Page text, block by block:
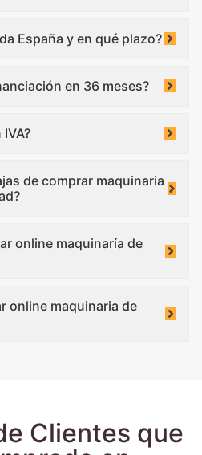
España y en qué plazo?
en 36 meses?
de comprar maquinaria
online maquinaría de
online maquinaria de
Clientes que